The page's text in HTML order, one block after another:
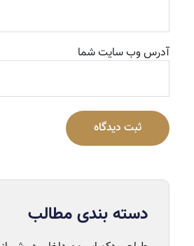
آدرس وب سایت شما
ثبت دیدگاه
دسته بندی مطالب